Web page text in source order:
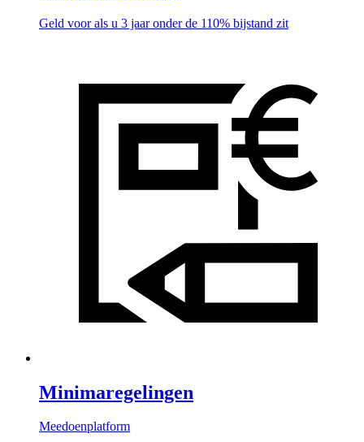
Geld voor als u 3 jaar onder de 110% bijstand zit
Minimaregelingen
Meedoenplatform